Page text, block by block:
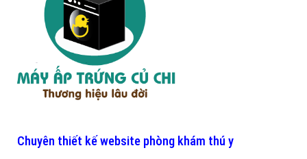
Chuyên thiết kế website phòng khám thú y